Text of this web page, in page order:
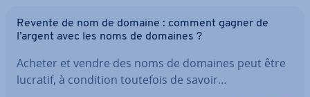
Revente de nom de domaine : comment gagner de
l’argent avec les noms de domaines ?
Acheter et vendre des noms de domaines peut être
lucratif, à condition toutefois de savoir…